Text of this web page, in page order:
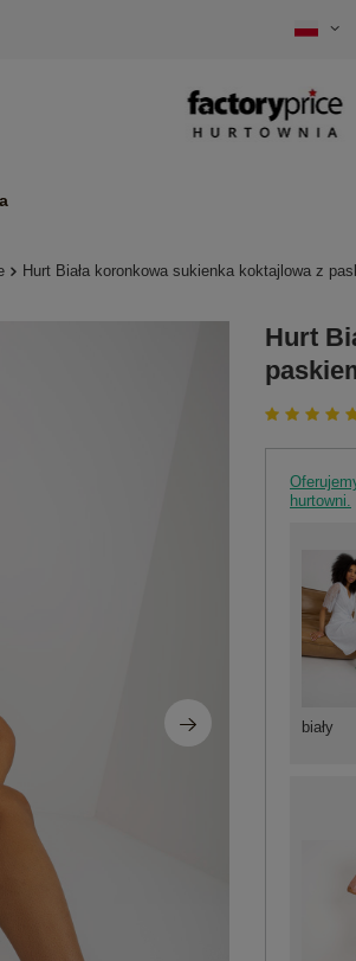
Hurt Biała koronkowa sukienka koktajlowa z
Hurt
hurtowni.
biały